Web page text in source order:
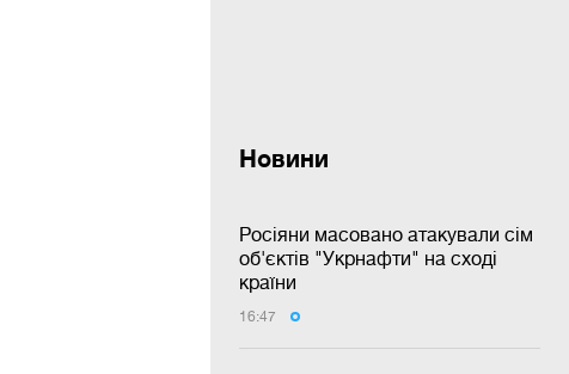
Новини
Росіяни масовано атакували сім
об'єктів "Укрнафти" на сході
країни
16:47